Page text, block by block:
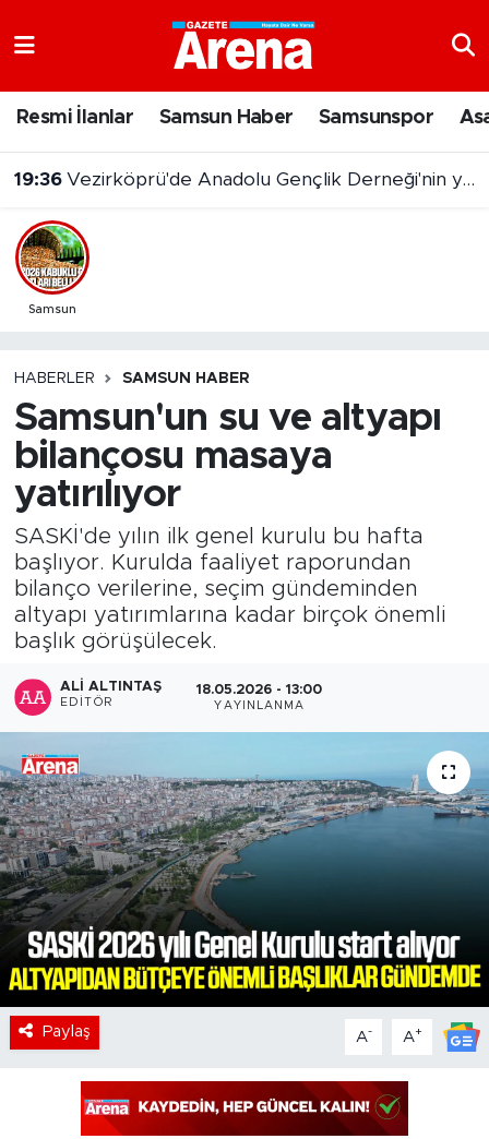
Resmi İlanlar Samsun Haber Samsunspor
19:36 Vezirköprü'de Anadolu Gençlik Derneği'nin yeni hizmet binası açıldı
Samsun
HABERLER SAMSUN HABER
Samsun'un su ve altyapı
bilançosu masaya
yatırılıyor
SASKİ'de yılın ilk genel kurulu bu hafta
başlıyor. Kurulda faaliyet raporundan
bilanço verilerine, seçim gündeminden
altyapı yatırımlarına kadar birçok önemli
başlık görüşülecek.
ALI ALTINTAŞ
EDITÖR
18.05.2026 - 13:00
YAYINLANMA
Paylaş A- A+
Samsun Namaz Vakitleri
Trafik Durumu
Süper Lig Puan Durumu ve Fikstür
Son Dakika Haberleri
Haber Arşivi